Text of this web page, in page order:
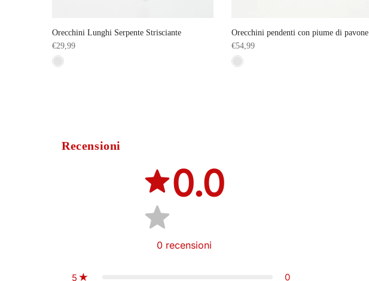
Orecchini Lunghi Serpente Strisciante
€29,99
Orecchini pendenti con piume di pavone
€54,99
Recensioni
0.0
0 recensioni
5 0